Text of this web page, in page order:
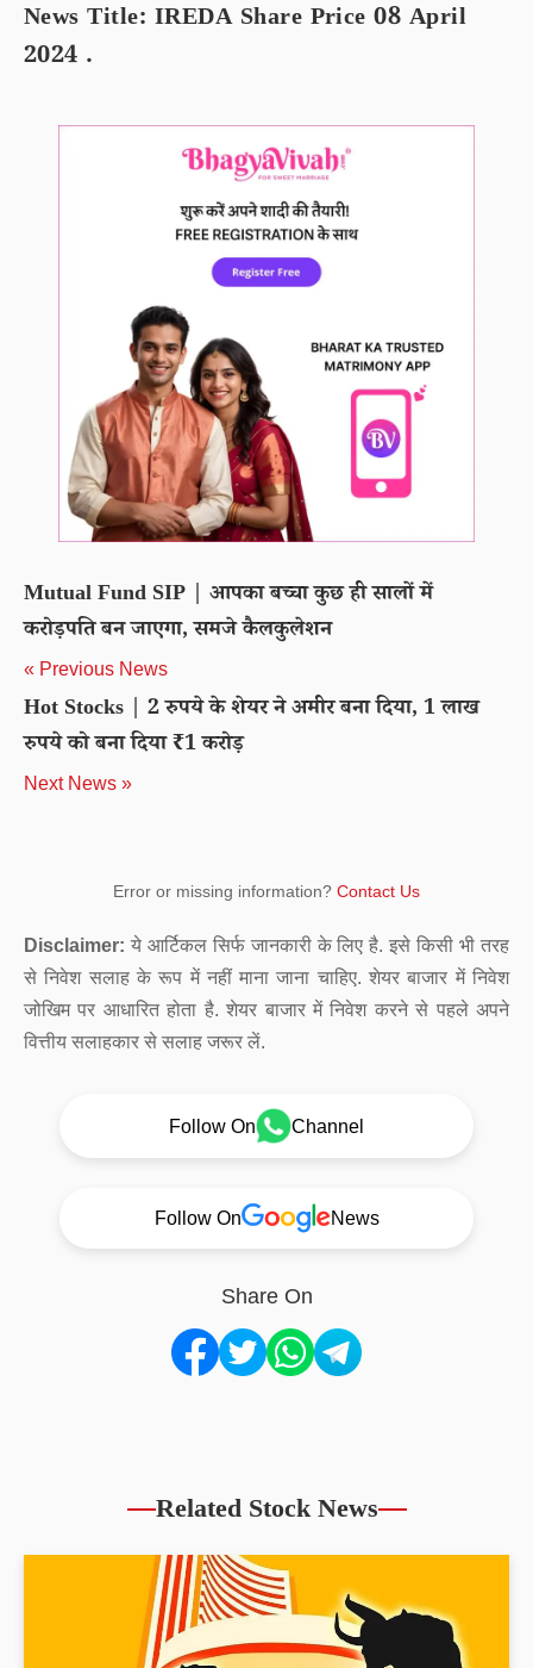
News Title: IREDA Share Price 08 April
2024 .
Mutual Fund SIP | आपका बच्चा कुछ ही सालों में
करोड़पति बन जाएगा, समजे कैलकुलेशन
« Previous News
Hot Stocks | 2 रुपये के शेयर ने अमीर बना दिया, 1 लाख
रुपये को बना दिया ₹1 करोड़
Next News »
Error or missing information? Contact Us
Disclaimer: ये आर्टिकल सिर्फ जानकारी के लिए है. इसे किसी भी तरह
से निवेश सलाह के रूप में नहीं माना जाना चाहिए. शेयर बाजार में निवेश
जोखिम पर आधारित होता है. शेयर बाजार में निवेश करने से पहले अपने
वित्तीय सलाहकार से सलाह जरूर लें.
Follow On Channel
Follow On News
Share On
Related Stock News